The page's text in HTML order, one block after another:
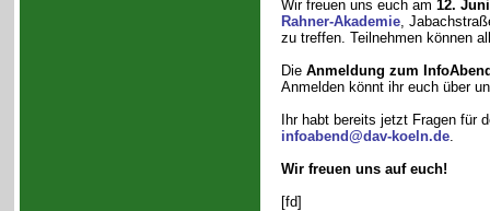
Wir freuen uns euch am 12. Juni
Rahner-Akademie,
zu treffen. Teilnehmen können
Die Anmeldung zum
Anmelden könnt ihr euch über
Ihr habt bereits jetzt Fragen für
infoabend@dav-koeln.de.
Wir freuen uns auf euch!
[fd]